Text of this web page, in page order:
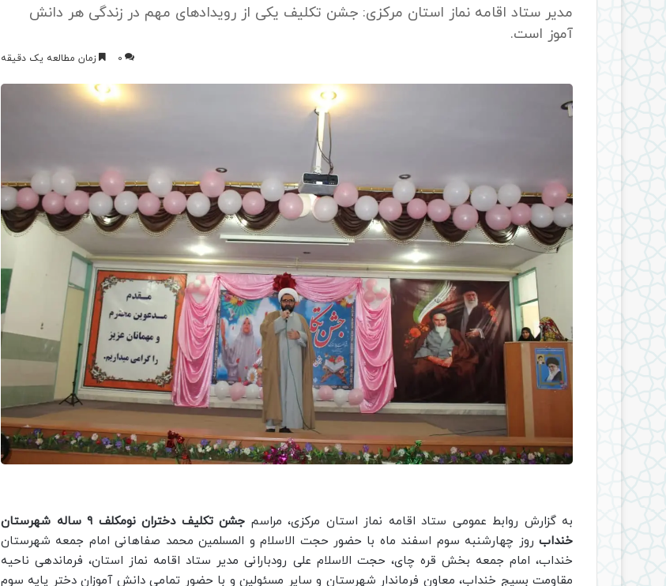
مدیر ستاد اقامه نماز استان مرکزی: جشن تکلیف یکی از رویدادهای مهم در زندگی هر دانش
آموز است.
0 زمان مطالعه یک دقیقه
به گزارش روابط عمومی ستاد اقامه نماز استان مرکزی، مراسم
جشن تکلیف دختران نومکلف ۹ ساله شهرستان
خنداب روز چهارشنبه سوم اسفند ماه با حضور حجت الاسلام و المسلمین محمد صفاهانی امام جمعه شهرستان
خنداب، امام جمعه بخش قره چای، حجت الاسلام علی رودبارانی مدیر ستاد اقامه نماز استان، فرماندهی ناحیه
مقاومت بسیج خنداب، معاون فرماندار شهرستان و سایر مسئولین و با حضور تمامی دانش آموزان دختر پایه سوم